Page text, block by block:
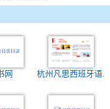
网 杭州凡思西班牙语.